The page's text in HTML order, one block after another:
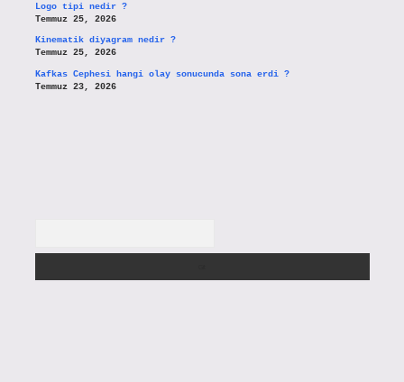
Logo tipi nedir ?
Temmuz 25, 2026
Kinematik diyagram nedir ?
Temmuz 25, 2026
Kafkas Cephesi hangi olay sonucunda sona erdi ?
Temmuz 23, 2026